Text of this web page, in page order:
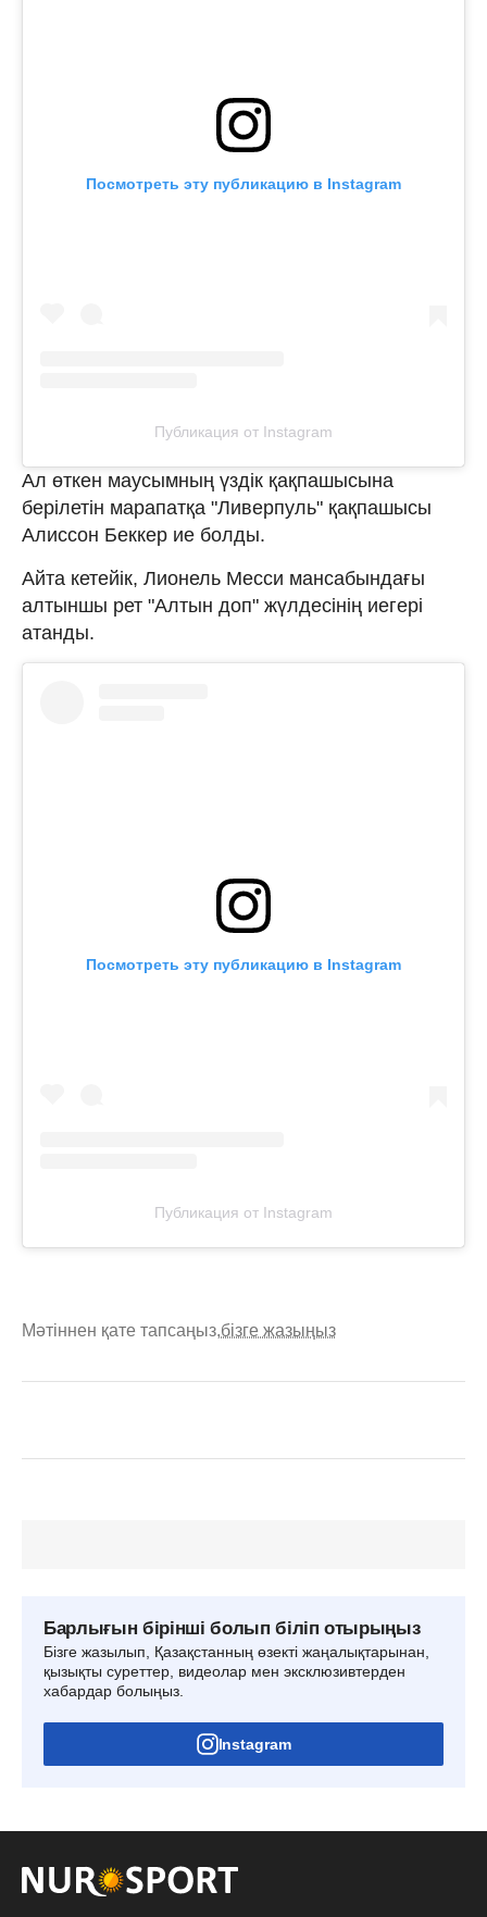
Посмотреть эту публикацию в Instagram
Публикация от Instagram
Ал өткен маусымның үздік қақпашысына
берілетін марапатқа "Ливерпуль" қақпашысы
Алиссон Беккер ие болды.
Айта кетейік, Лионель Месси мансабындағы
алтыншы рет "Алтын доп" жүлдесінің иегері
атанды.
Посмотреть эту публикацию в Instagram
Публикация от Instagram
Мәтіннен қате тапсаңыз,бізге жазыңыз
Барлығын бірінші болып біліп отырыңыз
Бізге жазылып, Қазақстанның өзекті жаңалықтарынан,
қызықты суреттер, видеолар мен эксклюзивтерден
хабардар болыңыз.
Instagram